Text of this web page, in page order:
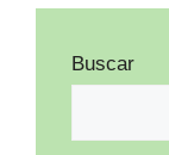
Buscar